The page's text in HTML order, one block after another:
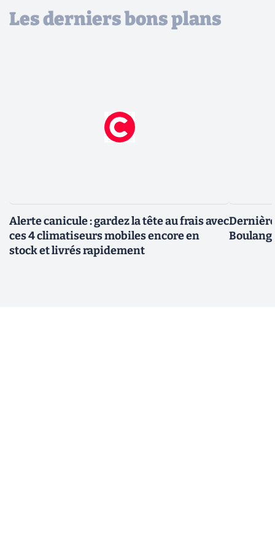
Les derniers bons plans
Alerte canicule : gardez la tête au frais avec
ces 4 climatiseurs mobiles encore en
stock et livrés rapidement